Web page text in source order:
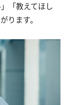
「教えてほし
ります。